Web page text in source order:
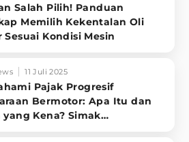
Salah Pilih! Panduan
Memilih Kekentalan Oli
Sesuai Kondisi Mesin
11 Juli 2025
Pajak Progresif
Bermotor: Apa Itu dan
yang Kena? Simak